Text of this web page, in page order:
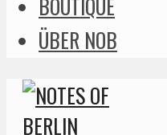
ÜBER NOB